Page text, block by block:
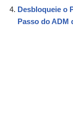
Desbloqueie o
Passo do ADM